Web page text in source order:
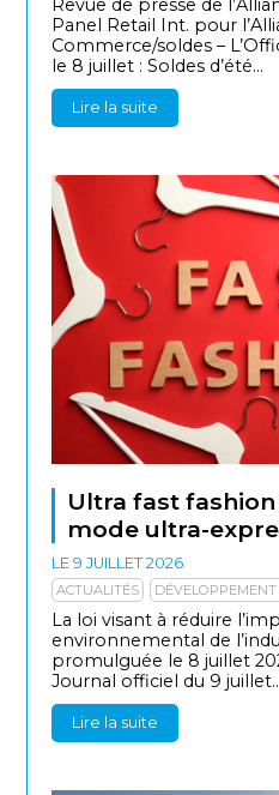
Revue de presse de
Panel Retail Int. pour
Commerce/soldes –
le 8 juillet : Soldes d’été...
Lire la suite
Ultra fast
mode ultra-
LE 9 JUILLET 2026
ACTUALITÉS
La loi visant à réduire
environnemental de
promulguée le 8 juillet
Journal officiel du 9
Lire la suite